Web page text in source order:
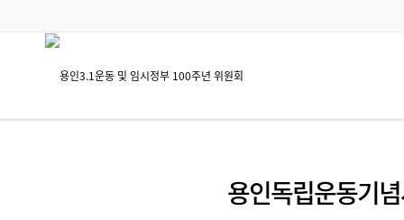
용인독립운동기